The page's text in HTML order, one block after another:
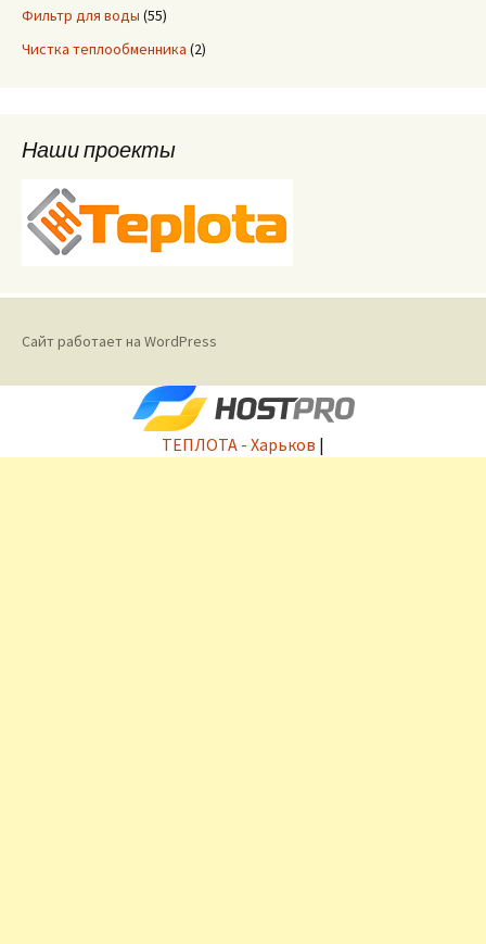
Фильтр для воды (55)
Чистка теплообменника (2)
Наши проекты
Сайт работает на WordPress
ТЕПЛОТА - Харьков |